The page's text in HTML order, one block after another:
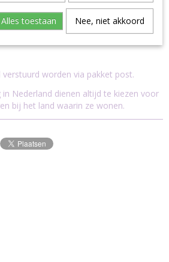
verfbad / lot nummer in elk pakket
worden via pakket post.
Nederland dienen altijd te kiezen voor
bij het land waarin ze wonen.
Alles toestaan Nee, niet akkoord